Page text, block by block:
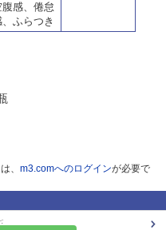
腹感、倦怠
、ふらつき
、 m3.comへのログインが必要で